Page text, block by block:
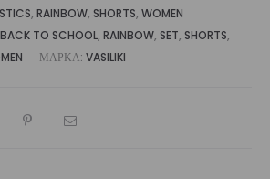
, RAINBOW, SHORTS, WOMEN
BACK TO SCHOOL, RAINBOW, SET, SHORTS,
ΜΆΡΚΑ: VASILIKI